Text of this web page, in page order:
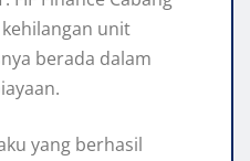
unit
berada dalam
yang berhasil